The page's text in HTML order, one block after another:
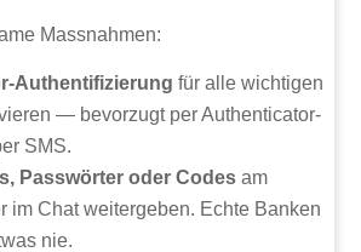
Massnahmen:
Authentifizierung für alle wichtigen
— bevorzugt per Authenticator-
SMS.
Passwörter oder Codes am
im Chat weitergeben. Echte Banken
nie.